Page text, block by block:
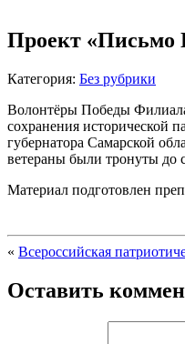
Проект «Письмо
Категория: Без рубрики
Волонтёры Победы
сохранения исторической
губернатора Самарской
ветераны были тронуты до
Материал подготовлен
« Всероссийская
Оставить